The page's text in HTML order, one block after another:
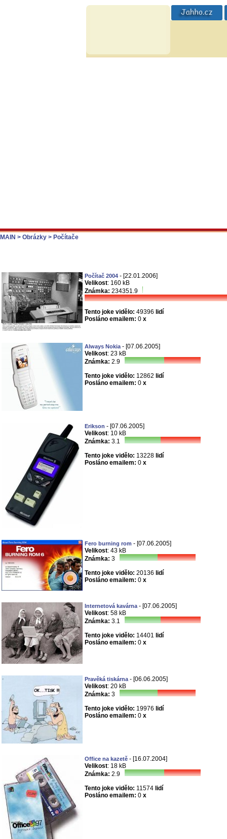
MAIN > Obrázky > Počítače
Počítač 2004 - [22.01.2006]
Velikost: 160 kB
Známka: 234351.9
Tento joke vidělo: 49396 lidí
Posláno emailem: 0 x
Always Nokia- [07.06.2005]
Velikost: 23 kB
Známka: 2.9
Tento joke vidělo: 12862 lidí
Posláno emailem: 0 x
Erikson - [07.06.2005]
Velikost: 10 kB
Známka: 3.1
Tento joke vidělo: 13228 lidí
Posláno emailem: 0 x
Fero burning rom - [07.06.2005]
Velikost: 43 kB
Známka: 3
Tento joke vidělo: 20136 lidí
Posláno emailem: 0 x
Internetová kavárna- [07.06.2005]
Velikost: 58 kB
Známka: 3.1
Tento joke vidělo: 14401 lidí
Posláno emailem: 0 x
Pravěká tiskárna- [06.06.2005]
Velikost: 20 kB
Známka: 3
Tento joke vidělo: 19976 lidí
Posláno emailem: 0 x
Office na kazetě - [16.07.2004]
Velikost: 18 kB
Známka: 2.9
Tento joke vidělo: 11574 lidí
Posláno emailem: 0 x